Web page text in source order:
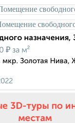
назначения,
₽ за м²
Золотая Нива,
3D-туры по
местам